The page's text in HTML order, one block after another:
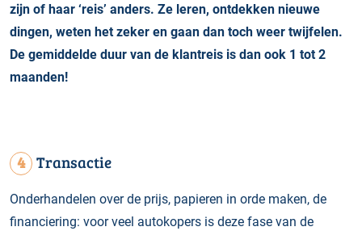
zijn of haar ‘reis’ anders. Ze leren, ontdekken nieuwe
dingen, weten het zeker en gaan dan toch weer twijfelen.
De gemiddelde duur van de klantreis is dan ook 1 tot 2
maanden!
4 Transactie
Onderhandelen over de prijs, papieren in orde maken, de
financiering: voor veel autokopers is deze fase van de